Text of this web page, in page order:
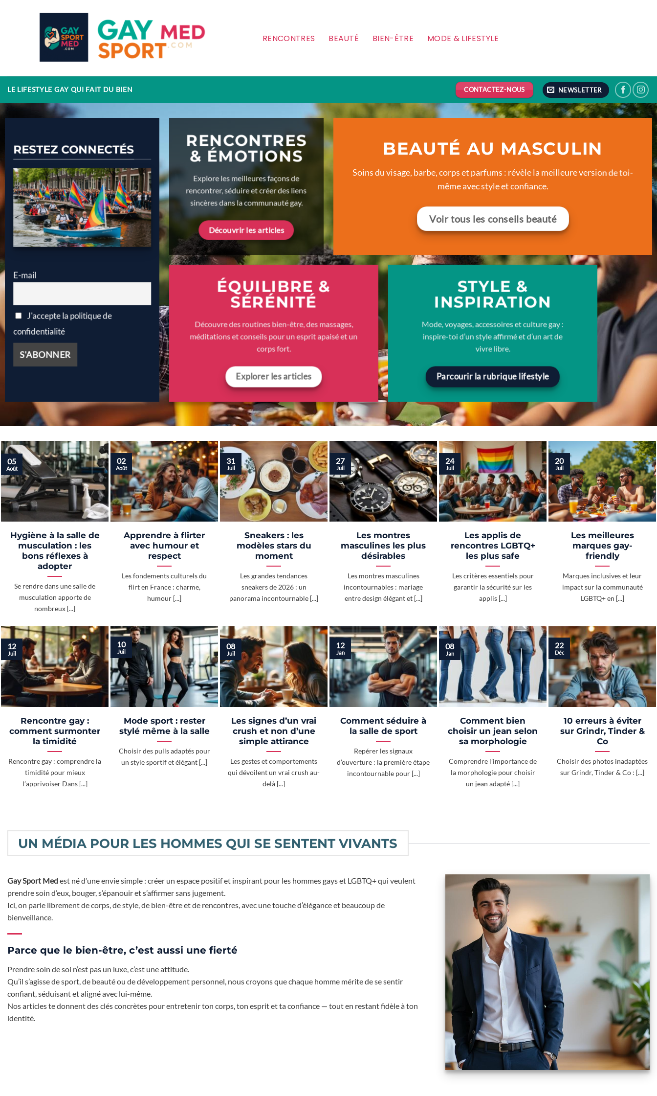
RENCONTRES BEAUTÉ BIEN-ÊTRE MODE & LIFESTYLE
LE LIFESTYLE GAY QUI FAIT DU BIEN CONTACTEZ-NOUS NEWSLETTER
RESTEZ CONNECTÉS
E-mail
J'accepte la politique de
confidentialité
RENCONTRES
& ÉMOTIONS
Explore les meilleures façons de
rencontrer, séduire et créer des liens
sincères dans la communauté gay.
Découvrir les articles
BEAUTÉ AU MASCULIN
Soins du visage, barbe, corps et parfums : révèle la meilleure version de toi-
même avec style et confiance.
Voir tous les conseils beauté
ÉQUILIBRE &
SÉRÉNITÉ
Découvre des routines bien-être, des massages,
méditations et conseils pour un esprit apaisé et un
corps fort.
Explorer les articles
STYLE &
INSPIRATION
Mode, voyages, accessoires et culture gay :
inspire-toi d’un style affirmé et d’un art de
vivre libre.
Parcourir la rubrique lifestyle
Hygiène à la salle de
musculation : les
bons réflexes à
adopter
Se rendre dans une salle de
musculation apporte de
nombreux [...]
05
Août
Apprendre à flirter
avec humour et
respect
Les fondements culturels du
flirt en France : charme,
humour [...]
02
Août
Sneakers : les
modèles stars du
moment
Les grandes tendances
sneakers de 2026 : un
panorama incontournable [...]
31
Juil
Les montres
masculines les plus
désirables
Les montres masculines
incontournables : mariage
entre design élégant et [...]
27
Juil
Les applis de
rencontres LGBTQ+
les plus safe
Les critères essentiels pour
garantir la sécurité sur les
applis [...]
24
Juil
Les meilleures
marques gay-
friendly
Marques inclusives et leur
impact sur la communauté
LGBTQ+ en [...]
20
Juil
Rencontre gay :
comment surmonter
la timidité
Rencontre gay : comprendre la
timidité pour mieux
l’apprivoiser Dans [...]
12
Juil
Mode sport : rester
stylé même à la salle
Choisir des pulls adaptés pour
un style sportif et élégant [...]
10
Juil
Les signes d’un vrai
crush et non d’une
simple attirance
Les gestes et comportements
qui dévoilent un vrai crush au-
delà [...]
08
Juil
Comment séduire à
la salle de sport
Repérer les signaux
d’ouverture : la première étape
incontournable pour [...]
12
Jan
Comment bien
choisir un jean selon
sa morphologie
Comprendre l’importance de
la morphologie pour choisir
un jean adapté [...]
08
Jan
10 erreurs à éviter
sur Grindr, Tinder &
Co
Choisir des photos inadaptées
sur Grindr, Tinder & Co : [...]
22
Déc
UN MÉDIA POUR LES HOMMES QUI SE SENTENT VIVANTS
Gay Sport Medest né d’une envie simple : créer un espace positif et inspirant pour les hommes gays et LGBTQ+ qui veulent
prendre soin d’eux, bouger, s’épanouir et s’affirmer sans jugement.
Ici, on parle librement de corps, de style, de bien-être et de rencontres, avec une touche d’élégance et beaucoup de
bienveillance.
Parce que le bien-être, c’est aussi une fierté
Prendre soin de soi n’est pas un luxe, c’est une attitude.
Qu’il s’agisse de sport, de beauté ou de développement personnel, nous croyons que chaque homme mérite de se sentir
confiant, séduisant et aligné avec lui-même.
Nos articles te donnent des clés concrètes pour entretenir ton corps, ton esprit et ta confiance — tout en restant fidèle à ton
identité.